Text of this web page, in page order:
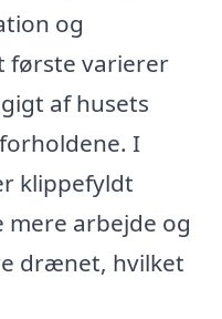
og
første varierer
af husets
I
klippefyldt
arbejde og
drænet, hvilket